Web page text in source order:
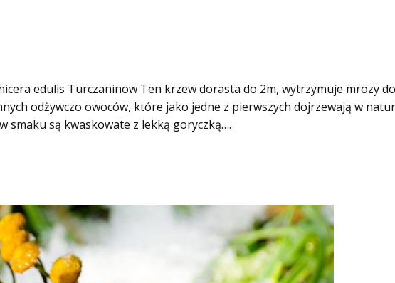
edulis Turczaninow Ten krzew dorasta do 2m, wytrzymuje mrozy
odżywczo owoców, które jako jedne z pierwszych dojrzewają w
smaku są kwaskowate z lekką goryczką….